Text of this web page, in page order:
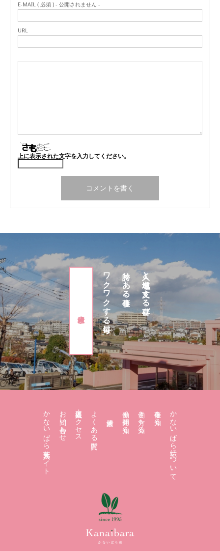
E-MAIL ( 必須 ) - 公開されません -
URL
上に表示された文字を入力してください。
人と地域を支える喜び。
誇りある仕事。
ワクワクする毎日。
かないばら苑について
仕事を知る
働き方を知る
働く仲間を知る
よくある質問
法人概要・アクセス
お問い合わせ
かないばら苑 法人サイト